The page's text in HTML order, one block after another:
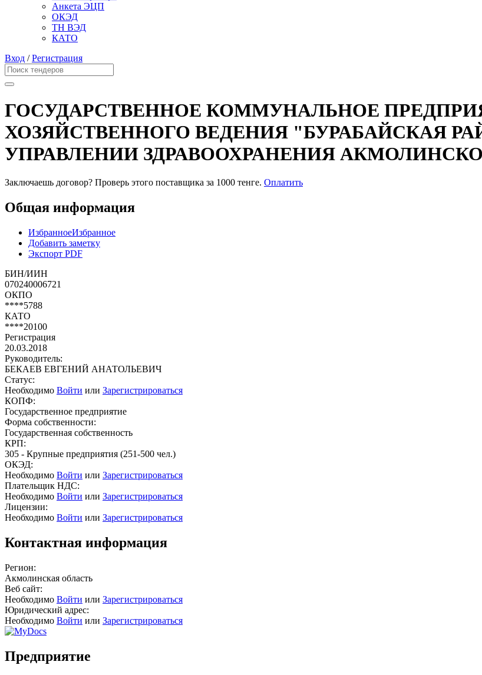
Анкета ЭЦП
ОКЭД
ТН ВЭД
КАТО
Вход /Регистрация
ГОСУДАРСТВЕННОЕ КОММУНАЛЬНОЕ
ХОЗЯЙСТВЕННОГО ВЕДЕНИЯ "БУРАБАЙСКАЯ
УПРАВЛЕНИИ ЗДРАВООХРАНЕНИЯ
Заключаешь договор? Проверь этого поставщика за 1000 тенге. Оплатить
Общая информация
ИзбранноеИзбранное
Добавить заметку
Экспорт PDF
БИН/ИИН
070240006721
ОКПО
****5788
КАТО
****20100
Регистрация
20.03.2018
Руководитель:
БЕКАЕВ ЕВГЕНИЙ АНАТОЛЬЕВИЧ
Статус:
Необходимо Войти или Зарегистрироваться
КОПФ:
Государственное предприятие
Форма собственности:
Государственная собственность
КРП:
305 - Крупные предприятия (251-500 чел.)
ОКЭД:
Необходимо Войти или Зарегистрироваться
Плательщик НДС:
Необходимо Войти или Зарегистрироваться
Лицензии:
Необходимо Войти или Зарегистрироваться
Контактная информация
Регион:
Акмолинская область
Веб сайт:
Необходимо Войти или Зарегистрироваться
Юридический адрес:
Необходимо Войти или Зарегистрироваться
Предприятие